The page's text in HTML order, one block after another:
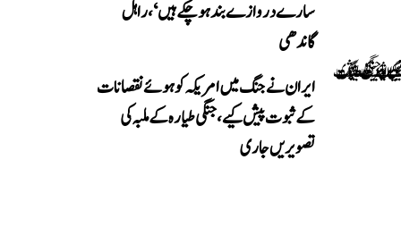
سارے دروازے بند ہو چکے ہیں‘، راہل
گاندھی
ایران نے جنگ میں امریکہ کو ہوئے نقصانات
کے ثبوت پیش کیے، جنگی طیارہ کے ملبہ کی
تصویریں جاری